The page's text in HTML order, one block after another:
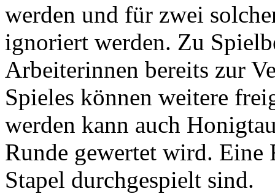
werden und für zwei
ignoriert werden. Zu
Arbeiterinnen bereits zur
Spieles können weitere
werden kann auch
Runde gewertet wird. Eine
Stapel durchgespielt sind.